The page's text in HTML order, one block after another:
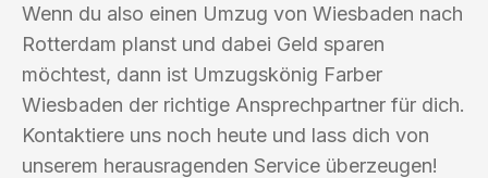
Wenn du also einen Umzug von Wiesbaden nach
Rotterdam planst und dabei Geld sparen
möchtest, dann ist Umzugskönig Farber
Wiesbaden der richtige Ansprechpartner für dich.
Kontaktiere uns noch heute und lass dich von
unserem herausragenden Service überzeugen!